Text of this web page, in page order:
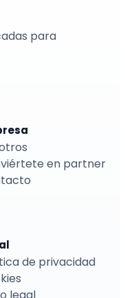
para
en partner
de privacidad